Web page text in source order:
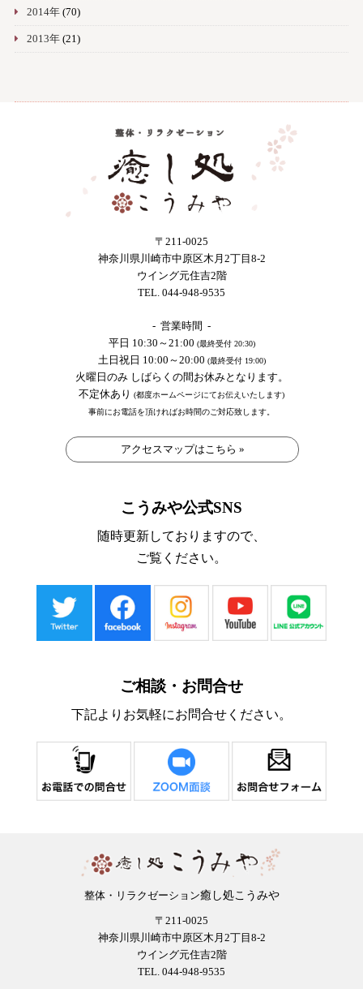
2014年(70)
2013年(21)
〒211-0025
神奈川県川崎市中原区木月2丁目8-2
ウイング元住吉2階
TEL. 044-948-9535
- 営業時間 -
平日 10:30～21:00 (最終受付 20:30)
土日祝日 10:00～20:00 (最終受付 19:00)
火曜日のみ しばらくの間お休みとなります。
不定休あり (都度ホームページにてお伝えいたします)
事前にお電話を頂ければお時間のご対応致します。
アクセスマップはこちら »
こうみや公式SNS
随時更新しておりますので、
ご覧ください。
ご相談・お問合せ
下記よりお気軽にお問合せください。
整体・リラクゼーション癒し処こうみや
〒211-0025
神奈川県川崎市中原区木月2丁目8-2
ウイング元住吉2階
TEL. 044-948-9535